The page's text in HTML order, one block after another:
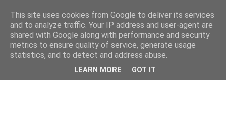
This site uses cookies from Google to deliver its services
and to analyze traffic. Your IP address and user-agent are
shared with Google along with performance and security
metrics to ensure quality of service, generate usage
statistics, and to detect and address abuse.
LEARN MORE GOT IT